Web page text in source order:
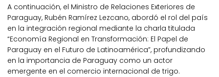
A continuación, el Ministro de Relaciones Exteriores de
Paraguay, Rubén Ramírez Lezcano, abordó el rol del país
en la integración regional mediante la charla titulada
“Economía Regional en Transformación: El Papel de
Paraguay en el Futuro de Latinoamérica”, profundizando
en la importancia de Paraguay como un actor
emergente en el comercio internacional de trigo.